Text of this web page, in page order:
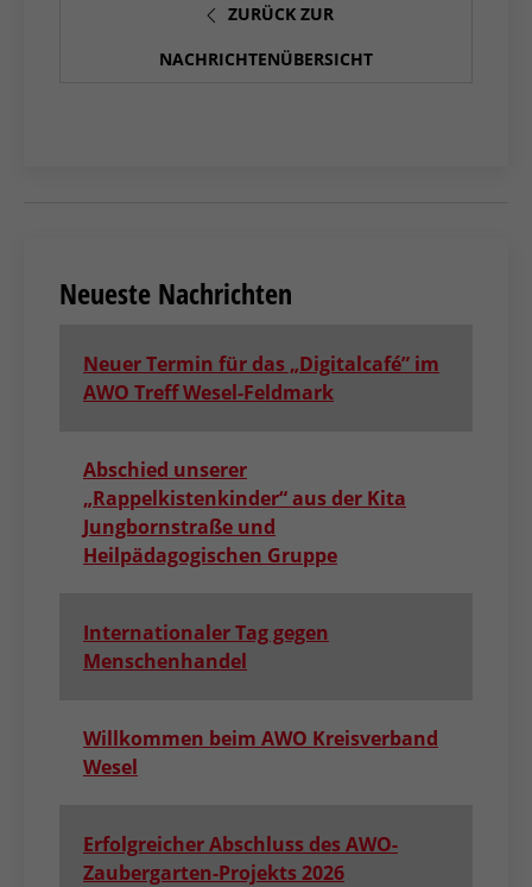
ZURÜCK ZUR
NACHRICHTENÜBERSICHT
Neueste Nachrichten
Neuer Termin für das „Digitalcafé” im
AWO Treff Wesel-Feldmark
Abschied unserer
„Rappelkistenkinder“ aus der Kita
Jungbornstraße und
Heilpädagogischen Gruppe
Internationaler Tag gegen
Menschenhandel
Willkommen beim AWO Kreisverband
Wesel
Erfolgreicher Abschluss des AWO-
Zaubergarten-Projekts 2026